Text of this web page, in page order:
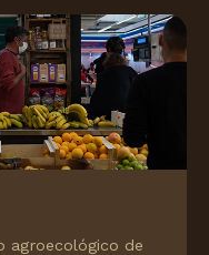
agroecológico de